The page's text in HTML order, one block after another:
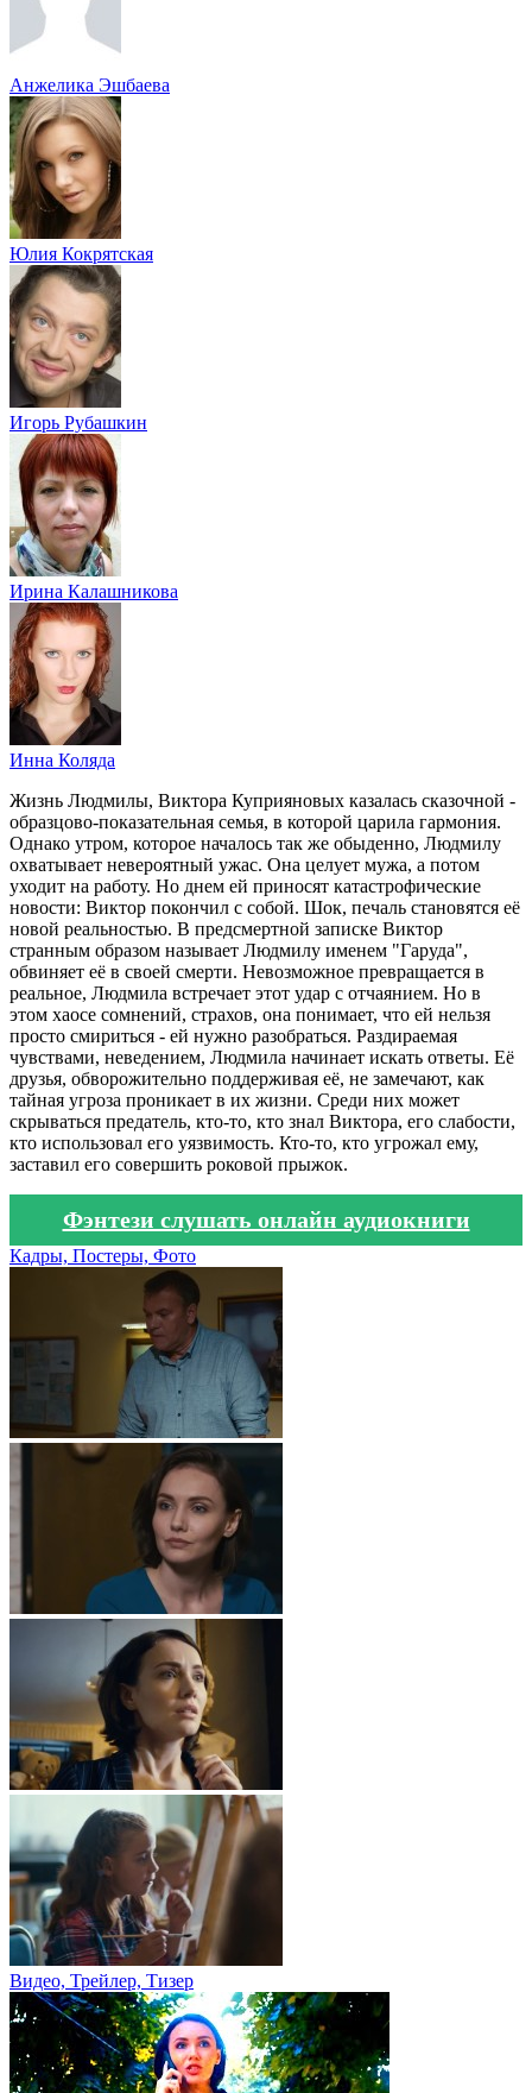
Анжелика Эшбаева
Юлия Кокрятская
Игорь Рубашкин
Ирина Калашникова
Инна Коляда
Жизнь Людмилы, Виктора Куприяновых казалась сказочной -
образцово-показательная семья, в которой царила гармония.
Однако утром, которое началось так же обыденно, Людмилу
охватывает невероятный ужас. Она целует мужа, а потом
уходит на работу. Но днем ей приносят катастрофические
новости: Виктор покончил с собой. Шок, печаль становятся её
новой реальностью. В предсмертной записке Виктор
странным образом называет Людмилу именем "Гаруда",
обвиняет её в своей смерти. Невозможное превращается в
реальное, Людмила встречает этот удар с отчаянием. Но в
этом хаосе сомнений, страхов, она понимает, что ей нельзя
просто смириться - ей нужно разобраться. Раздираемая
чувствами, неведением, Людмила начинает искать ответы. Её
друзья, обворожительно поддерживая её, не замечают, как
тайная угроза проникает в их жизни. Среди них может
скрываться предатель, кто-то, кто знал Виктора, его слабости,
кто использовал его уязвимость. Кто-то, кто угрожал ему,
заставил его совершить роковой прыжок.
Фэнтези слушать онлайн аудиокниги
Кадры, Постеры, Фото
Видео, Трейлер, Тизер